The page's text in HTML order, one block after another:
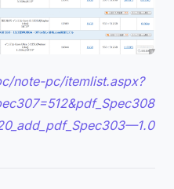
note-pc/itemlist.aspx?